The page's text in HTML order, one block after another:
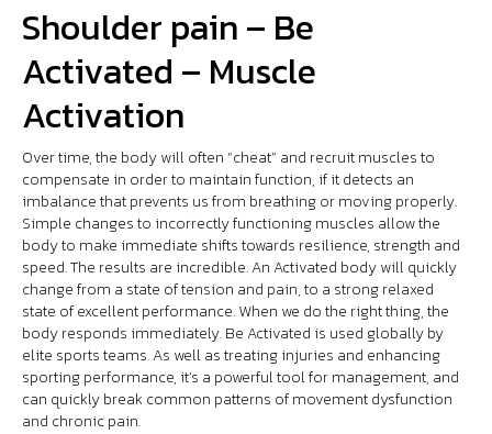
Shoulder pain – Be
Activated – Muscle
Activation
Over time, the body will often “cheat” and recruit muscles to
compensate in order to maintain function, if it detects an
imbalance that prevents us from breathing or moving properly.
Simple changes to incorrectly functioning muscles allow the
body to make immediate shifts towards resilience, strength and
speed. The results are incredible. An Activated body will quickly
change from a state of tension and pain, to a strong relaxed
state of excellent performance. When we do the right thing, the
body responds immediately. Be Activated is used globally by
elite sports teams. As well as treating injuries and enhancing
sporting performance, it’s a powerful tool for management, and
can quickly break common patterns of movement dysfunction
and chronic pain.